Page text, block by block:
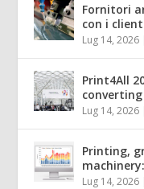
Fornitori
con i
Lug 14, 2026
Print4All
Lug 14, 2026
Printing,
Lug 14, 2026